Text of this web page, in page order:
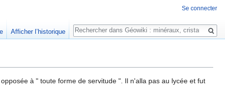
à " toute forme de servitude ". Il n'alla pas au lycée et fut
Se connecter
Afficher l’historique
Rechercher